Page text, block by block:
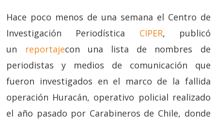
Hace poco menos de una semana el Centro de
Investigación Periodística CIPER, publicó
un reportajecon una lista de nombres de
periodistas y medios de comunicación que
fueron investigados en el marco de la fallida
operación Huracán, operativo policial realizado
el año pasado por Carabineros de Chile, donde